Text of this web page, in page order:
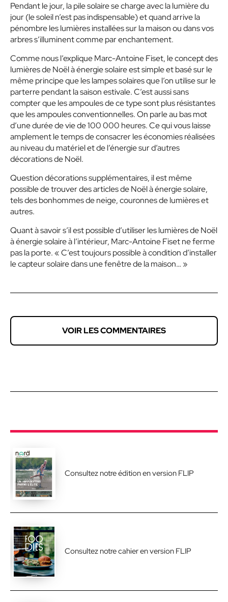
Pendant le jour, la pile solaire se charge avec la lumière du
jour (le soleil n’est pas indispensable) et quand arrive la
pénombre les lumières installées sur la maison ou dans vos
arbres s’illuminent comme par enchantement.
Comme nous l’explique Marc-Antoine Fiset, le concept des
lumières de Noël à énergie solaire est simple et basé sur le
même principe que les lampes solaires que l’on utilise sur le
parterre pendant la saison estivale. C’est aussi sans
compter que les ampoules de ce type sont plus résistantes
que les ampoules conventionnelles. On parle au bas mot
d’une durée de vie de 100 000 heures. Ce qui vous laisse
amplement le temps de consacrer les économies réalisées
au niveau du matériel et de l’énergie sur d’autres
décorations de Noël.
Question décorations supplémentaires, il est même
possible de trouver des articles de Noël à énergie solaire,
tels des bonhommes de neige, couronnes de lumières et
autres.
Quant à savoir s’il est possible d’utiliser les lumières de Noël
à énergie solaire à l’intérieur, Marc-Antoine Fiset ne ferme
pas la porte. « C’est toujours possible à condition d’installer
le capteur solaire dans une fenêtre de la maison… »
VOIR LES COMMENTAIRES
Consultez notre édition en version FLIP
Consultez notre cahier en version FLIP